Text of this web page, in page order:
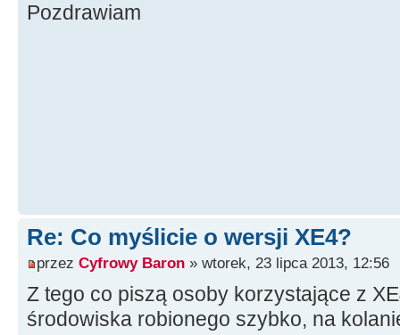
Pozdrawiam
Re: Co myślicie o wersji XE4?
przez Cyfrowy Baron » wtorek, 23 lipca 2013, 12:56
Z tego co piszą osoby korzystające z
środowiska robionego szybko, na